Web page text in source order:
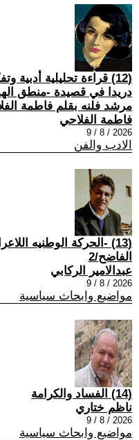
(12) قراءة تحليلية أدبية
دريدا في قصيدة -منطق
مرشد فلنه بقلم فاطمة
فاطمة الفلاحي
2026 / 8 / 9
الادب والفن
(13) -الحركة الوطنيه
الفاضح/2
عبدالامير الركابي
2026 / 8 / 9
مواضيع وابحاث سياسية
(14) الفساد والكرامة
ناظم ختاري
2026 / 8 / 9
مواضيع وابحاث سياسية